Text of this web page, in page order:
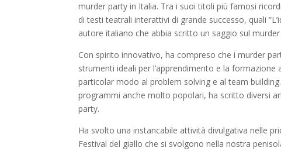
murder party in Italia. Tra i suoi titoli più famosi
di testi teatrali interattivi di grande successo, quali
autore italiano che abbia scritto un saggio sul
Con spirito innovativo, ha compreso che i murder
strumenti ideali per l’apprendimento e la
particolar modo al problem solving e al team
programmi anche molto popolari, ha scritto diversi
party.
Ha svolto una instancabile attività divulgativa nelle
Festival del giallo che si svolgono nella nostra